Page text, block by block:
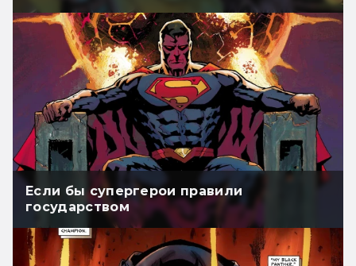
Если бы супергерои правили
государством